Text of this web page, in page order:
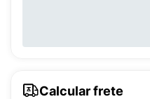
Calcular frete